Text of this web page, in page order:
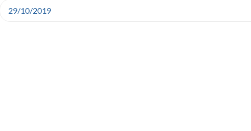
29/10/2019